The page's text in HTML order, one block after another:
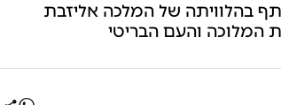
בהלוויתה של המלכה אליזבת
המלוכה והעם הבריטי